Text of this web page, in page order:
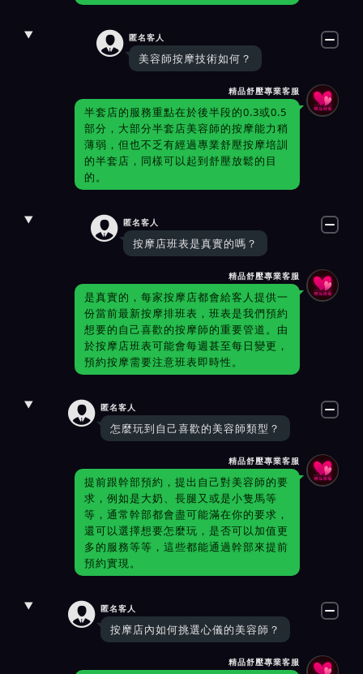
 匿名客人
美容師按摩技術如何？
精品舒壓專業客服
半套店的服務重點在於後半段的0.3或0.5
部分，大部分半套店美容師的按摩能力稍
薄弱，但也不乏有經過專業舒壓按摩培訓
的半套店，同樣可以起到舒壓放鬆的目
的。
 匿名客人
按摩店班表是真實的嗎？
精品舒壓專業客服
是真實的，每家按摩店都會給客人提供一
份當前最新按摩排班表，班表是我們預約
想要的自己喜歡的按摩師的重要管道。由
於按摩店班表可能會每週甚至每日變更，
預約按摩需要注意班表即時性。
 匿名客人
怎麼玩到自己喜歡的美容師類型？
精品舒壓專業客服
提前跟幹部預約，提出自己對美容師的要
求，例如是大奶、長腿又或是小隻馬等
等，通常幹部都會盡可能滿在你的要求，
還可以選擇想要怎麼玩，是否可以加值更
多的服務等等，這些都能通過幹部來提前
預約實現。
 匿名客人
按摩店內如何挑選心儀的美容師？
精品舒壓專業客服